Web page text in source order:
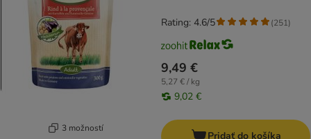
3 možností
9,49 €
5,27 € / kg
9,02 €
Rating: 4.6/5 (251)
Pridať do košíka